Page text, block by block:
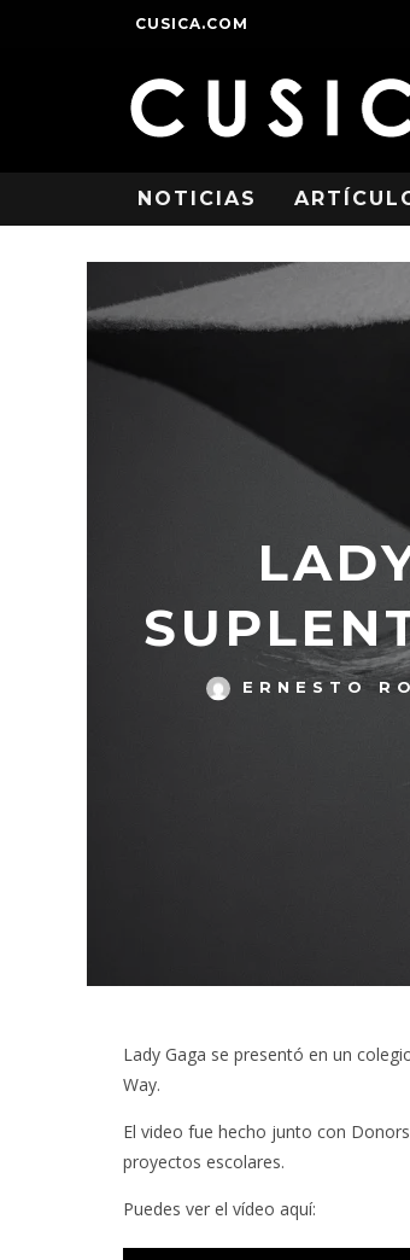
CUSICA.COM
NOTICIAS
ERNESTO
Lady Gaga se presentó en un
Way.
El video fue hecho junto con
proyectos escolares.
Puedes ver el vídeo aquí: